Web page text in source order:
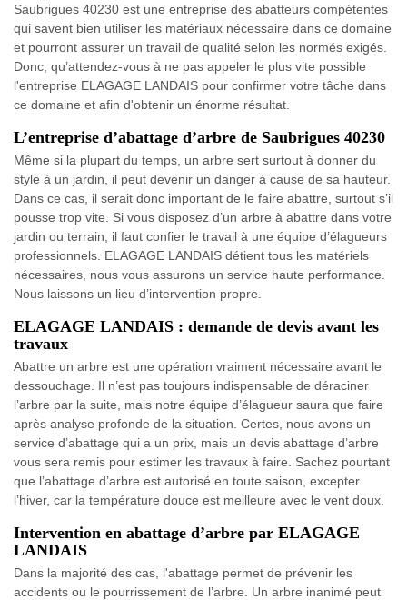
Saubrigues 40230 est une entreprise des abatteurs compétentes
qui savent bien utiliser les matériaux nécessaire dans ce domaine
et pourront assurer un travail de qualité selon les normés exigés.
Donc, qu’attendez-vous à ne pas appeler le plus vite possible
l'entreprise ELAGAGE LANDAIS pour confirmer votre tâche dans
ce domaine et afin d'obtenir un énorme résultat.
L’entreprise d’abattage d’arbre de Saubrigues 40230
Même si la plupart du temps, un arbre sert surtout à donner du
style à un jardin, il peut devenir un danger à cause de sa hauteur.
Dans ce cas, il serait donc important de le faire abattre, surtout s’il
pousse trop vite. Si vous disposez d’un arbre à abattre dans votre
jardin ou terrain, il faut confier le travail à une équipe d’élagueurs
professionnels. ELAGAGE LANDAIS détient tous les matériels
nécessaires, nous vous assurons un service haute performance.
Nous laissons un lieu d’intervention propre.
ELAGAGE LANDAIS : demande de devis avant les
travaux
Abattre un arbre est une opération vraiment nécessaire avant le
dessouchage. Il n’est pas toujours indispensable de déraciner
l’arbre par la suite, mais notre équipe d’élagueur saura que faire
après analyse profonde de la situation. Certes, nous avons un
service d’abattage qui a un prix, mais un devis abattage d’arbre
vous sera remis pour estimer les travaux à faire. Sachez pourtant
que l’abattage d’arbre est autorisé en toute saison, excepter
l’hiver, car la température douce est meilleure avec le vent doux.
Intervention en abattage d’arbre par ELAGAGE
LANDAIS
Dans la majorité des cas, l'abattage permet de prévenir les
accidents ou le pourrissement de l’arbre. Un arbre inanimé peut